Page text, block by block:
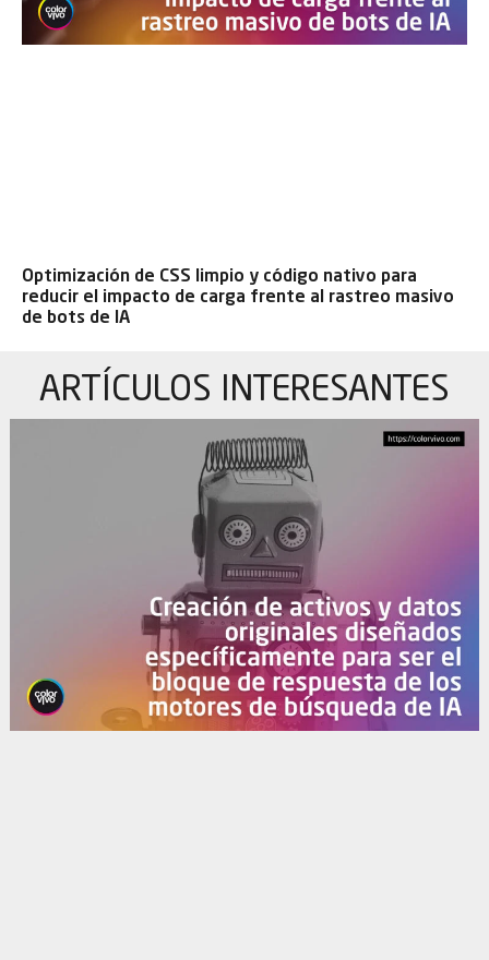
Optimización de CSS limpio y código nativo para
reducir el impacto de carga frente al rastreo masivo
de bots de IA
ARTÍCULOS INTERESANTES